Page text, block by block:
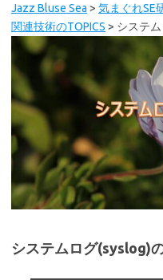
Jazz Bluse Sea > 気まぐれSE
関連技術のTOPICS > システ
システムログ(syslog)